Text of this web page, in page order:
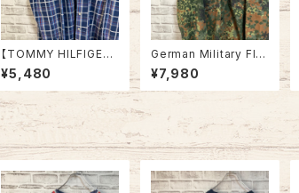
【TOMMY HILFIGER】
L/S Check BD Shirt
L トミーヒルフィガー ス
トライプ BDシャツ ボタ
ンダウン 長袖 USA ア
メリカ 古着
¥5,480
German Military Fle
cktarn Camo ShirtJa
cket L/S L相当 90s
ドイツ軍 シャツジャケッ
クカモ フレックターンカ
モ カモ柄 迷彩 国旗 ド
イツ ユーロミリタリー
ユーロ 古着
¥7,980